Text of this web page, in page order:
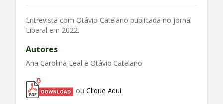
Entrevista com Otávio Catelano publicada no jornal
Liberal em 2022.
Autores
Ana Carolina Leal e Otávio Catelano
ou Clique Aqui